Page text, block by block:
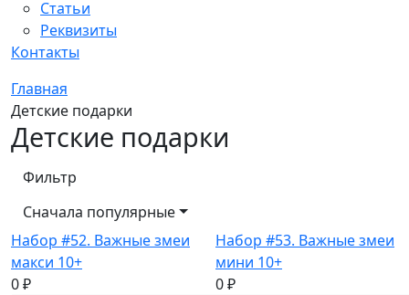
Статьи
Реквизиты
Контакты
Главная
Детские подарки
Детские подарки
Фильтр
Сначала популярные
Набор #52. Важные змеи
макси 10+
0 ₽
Набор #53. Важные змеи
мини 10+
0 ₽